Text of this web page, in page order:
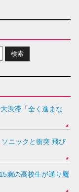
渋滞「全く進まな
ニックと衝突 飛び
歳の高校生が通り魔